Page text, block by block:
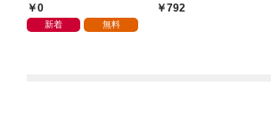
0
新着 無料
792